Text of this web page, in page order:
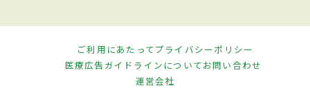
ご利用にあたってプライバシーポリシー
医療広告ガイドラインについてお問い合わせ
運営会社